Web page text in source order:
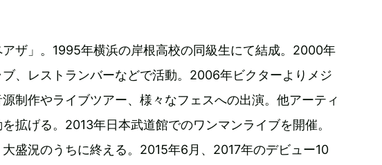
ザ」。1995年横浜の岸根高校の同級生にて結成。2000年
、レストランバーなどで活動。2006年ビクターよりメジ
制作やライブツアー、様々なフェスへの出演。他アーティ
拡げる。2013年日本武道館でのワンマンライブを開催。
盛況のうちに終える。2015年6月、2017年のデビュー10